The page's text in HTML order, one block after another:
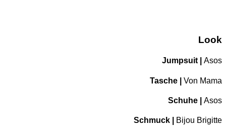
Look
Jumpsuit | Asos
Tasche | Von Mama
Schuhe | Asos
Schmuck | Bijou Brigitte